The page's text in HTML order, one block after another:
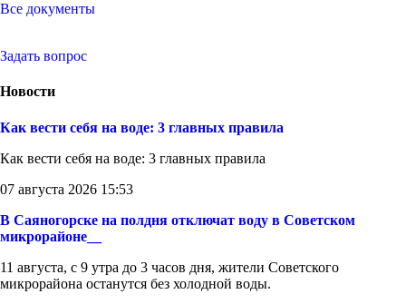
Все документы
Задать вопрос
Новости
Как вести себя на воде: 3 главных правила
Как вести себя на воде: 3 главных правила
07 августа 2026 15:53
В Саяногорске на полдня отключат воду в Советском
микрорайоне__
11 августа, с 9 утра до 3 часов дня, жители Советского
микрорайона останутся без холодной воды.